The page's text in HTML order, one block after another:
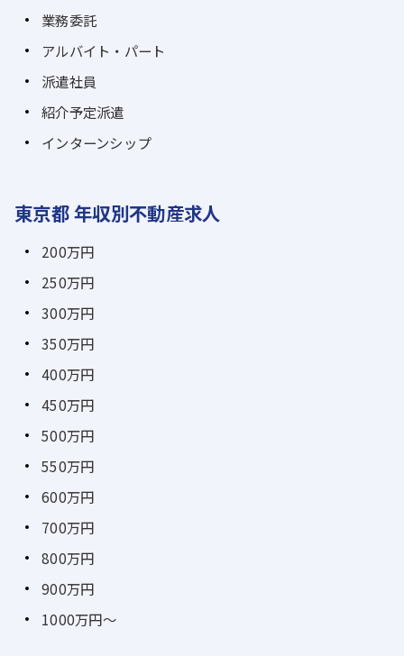
業務委託
アルバイト・パート
派遣社員
紹介予定派遣
インターンシップ
東京都 年収別不動産求人
200万円
250万円
300万円
350万円
400万円
450万円
500万円
550万円
600万円
700万円
800万円
900万円
1000万円～